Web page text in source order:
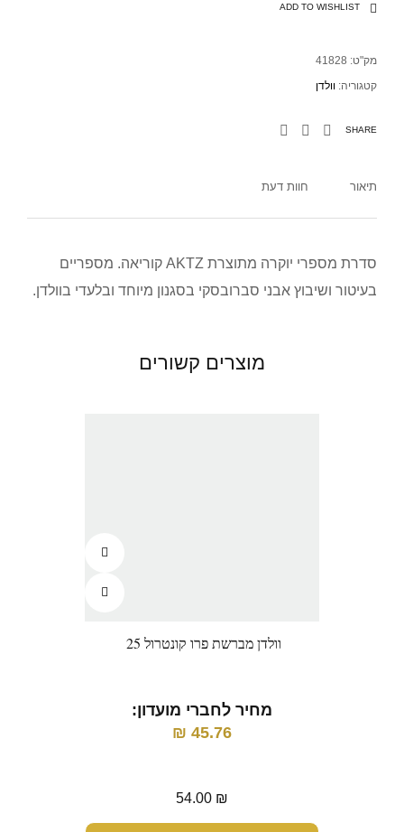
ADD TO WISHLIST
מק"ט: 41828
קטגוריה: וולדן
SHARE
תיאור חוות דעת
סדרת מספרי יוקרה מתוצרת AKTZ קוריאה. מספריים
בעיטור ושיבוץ אבני סברובסקי בסגנון מיוחד ובלעדי בוולדן.
מוצרים קשורים
וולדן מברשת פרו קונטרול 25
מחיר לחברי מועדון:
45.76
₪
54.00 ₪